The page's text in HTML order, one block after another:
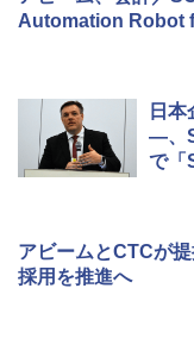
Automation Robot
日
―、
で「
アビームとCTCが
採用を推進へ